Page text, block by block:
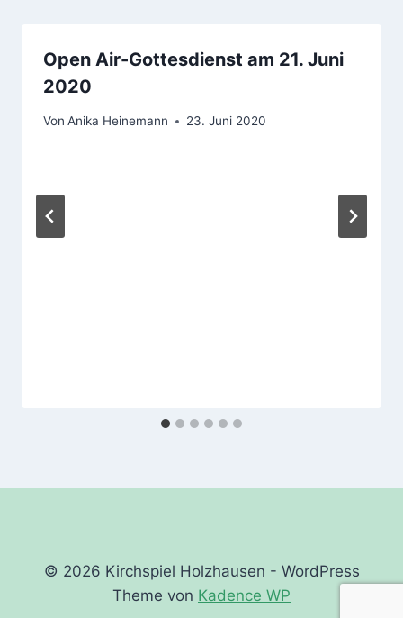
Open Air-Gottesdienst am 21. Juni
2020
Von Anika Heinemann 23. Juni 2020
© 2026 Kirchspiel Holzhausen - WordPress
Theme von Kadence WP